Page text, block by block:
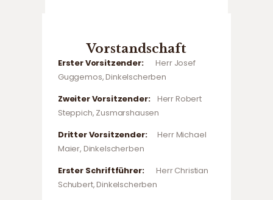
Vorstandschaft
Erster Vorsitzender:Herr Josef
Guggemos, Dinkelscherben
Zweiter Vorsitzender:Herr Robert
Steppich, Zusmarshausen
Dritter Vorsitzender:Herr Michael
Maier, Dinkelscherben
Erster Schriftführer:Herr Christian
Schubert, Dinkelscherben